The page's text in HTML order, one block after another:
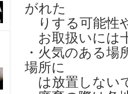
がれた
りする可能性
お取扱いには
・火気のある場
場所に
は放置しない